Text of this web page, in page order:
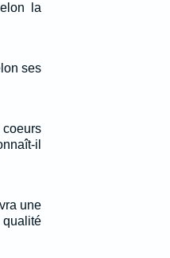
la
ses
il
une
qualité